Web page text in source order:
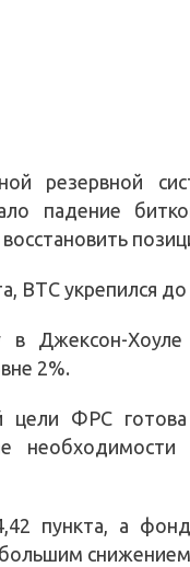
резервной
падение
BTC укрепился
Джексон-
2%.
цели ФРС
необходимости
пункта, а